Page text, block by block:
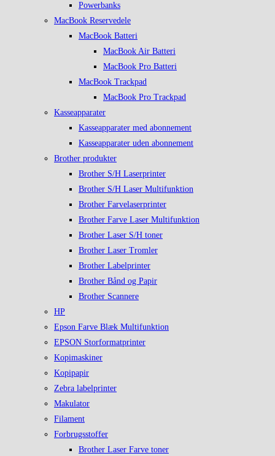
Powerbanks
MacBook Reservedele
MacBook Batteri
MacBook Air Batteri
MacBook Pro Batteri
MacBook Trackpad
MacBook Pro Trackpad
Kasseapparater
Kasseapparater med abonnement
Kasseapparater uden abonnement
Brother produkter
Brother S/H Laserprinter
Brother S/H Laser Multifunktion
Brother Farvelaserprinter
Brother Farve Laser Multifunktion
Brother Laser S/H toner
Brother Laser Tromler
Brother Labelprinter
Brother Bånd og Papir
Brother Scannere
HP
Epson Farve Blæk Multifunktion
EPSON Storformatprinter
Kopimaskiner
Kopipapir
Zebra labelprinter
Makulator
Filament
Forbrugsstoffer
Brother Laser Farve toner